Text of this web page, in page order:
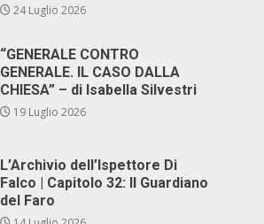
24 Luglio 2026
“GENERALE CONTRO
GENERALE. IL CASO DALLA
CHIESA” – di Isabella Silvestri
19 Luglio 2026
L’Archivio dell’Ispettore Di
Falco | Capitolo 32: Il Guardiano
del Faro